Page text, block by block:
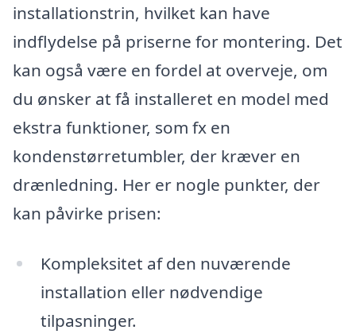
installationstrin, hvilket kan have
indflydelse på priserne for montering. Det
kan også være en fordel at overveje, om
du ønsker at få installeret en model med
ekstra funktioner, som fx en
kondenstørretumbler, der kræver en
drænledning. Her er nogle punkter, der
kan påvirke prisen:
Kompleksitet af den nuværende
installation eller nødvendige
tilpasninger.